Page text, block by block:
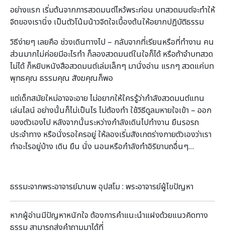
อย่างแรก เริ่มต้นจากการสวดมนต์ไหว้พระก่อน บทสวดมนต์จะทำให้
จิตของเรานิ่ง เป็นตัวโน้มน้าวจิตใจเบื้องต้นให้อยากปฏิบัติธรรม
วิธีง่ายๆ เลยคือ ช่วงเดินทางไป – กลับจากที่เรียนหรือที่ทำงาน คน
ส่วนมากไม่ค่อยมีอะไรทำ ก็ลองสวดมนต์ในใจก็ได้ หรือถ้าจำบทสวด
ไม่ได้ ก็หยิบหนังสือสวดมนต์เล่มเล็กๆ มานั่งอ่าน แรกๆ สวดแค่บท
พุทธคุณ ธรรมคุณ สังฆคุณก็พอ
แต่เด็กสมัยใหม่อาจจะอาย ไม่อยากให้ใครรู้ว่ากำลังสวดมนต์แทน
เล่นไลน์ อย่างนั้นก็ไม่เป็นไร ไม่ต้องทำ ใช้วิธีดูลมหายใจเข้า – ออก
ของตัวเองไป หลังจากนั้นระหว่างกำลังเดินไปทำงาน ยืนรอรถ
ประจำทาง หรือนั่งรอใครอยู่ ให้ลองเริ่มสังเกตร่างกายตัวเองว่าเรา
ทำอะไรอยู่บ้าง เดิน ยืน นั่ง นอนหรือกำลังทำอิริยาบถอื่นๆ…
ธรรมะจากพระอาจารย์มานพ อุปสโม : พระอาจารย์ผู้ไขปัญหา
หากผู้อ่านมีปัญหาหนักใจ ต้องการคำแนะนำแฝงด้วยแนวคิดทาง
ธรรม สามารถส่งคำถามมาได้ที่